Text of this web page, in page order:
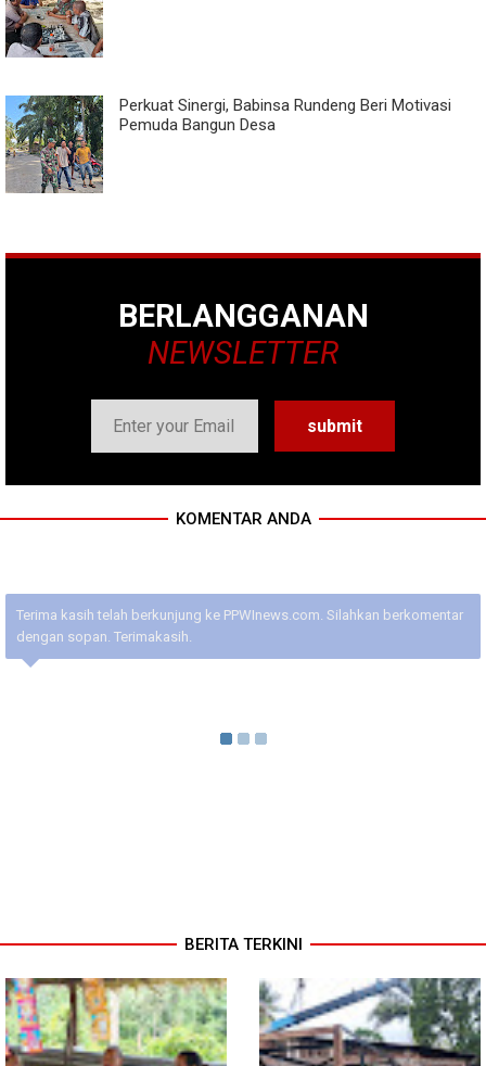
Perkuat Sinergi, Babinsa Rundeng Beri Motivasi
Pemuda Bangun Desa
BERLANGGANAN
NEWSLETTER
KOMENTAR ANDA
Terima kasih telah berkunjung ke PPWInews.com. Silahkan berkomentar
dengan sopan. Terimakasih.
BERITA TERKINI